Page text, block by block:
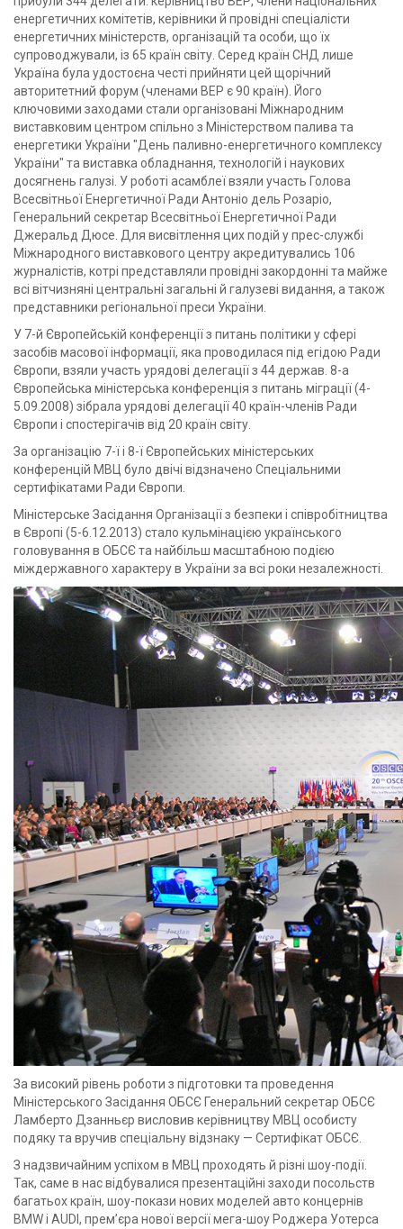
енергетичних комітетів, керівники й провідні спеціалісти
енергетичних міністерств, організацій та особи, що їх
супроводжували, із 65 країн світу. Серед країн СНД лише
Україна була удостоєна честі прийняти цей щорічний
авторитетний форум (членами ВЕР є 90 країн). Його
ключовими заходами стали організовані Міжнародним
виставковим центром спільно з Міністерством палива та
енергетики України "День паливно-енергетичного комплексу
України" та виставка обладнання, технологій і наукових
досягнень галузі. У роботі асамблеї взяли участь Голова
Всесвітньої Енергетичної Ради Антоніо дель Розаріо,
Генеральний секретар Всесвітньої Енергетичної Ради
Джеральд Дюсе. Для висвітлення цих подій у прес-службі
Міжнародного виставкового центру акредитувались 106
журналістів, котрі представляли провідні закордонні та майже
всі вітчизняні центральні загальні й галузеві видання, а також
представники регіональної преси України.
У 7-й Європейській конференції з питань політики у сфері
засобів масової інформації, яка проводилася під егідою Ради
Європи, взяли участь урядові делегації з 44 держав. 8-а
Європейська міністерська конференція з питань міграції (4-
5.09.2008) зібрала урядові делегації 40 країн-членів Ради
Європи і спостерігачів від 20 країн світу.
За організацію 7-ї і 8-ї Європейських міністерських
конференцій МВЦ було двічі відзначено Спеціальними
сертифікатами Ради Європи.
Міністерське Засідання Організації з безпеки і співробітництва
в Європі (5-6.12.2013) стало кульмінацією українського
головування в ОБСЄ та найбільш масштабною подією
міждержавного характеру в України за всі роки незалежності.
За високий рівень роботи з підготовки та проведення
Міністерського Засідання ОБСЄ Генеральний секретар ОБСЄ
Ламберто Дзанньєр висловив керівництву МВЦ особисту
подяку та вручив спеціальну відзнаку — Сертифікат ОБСЄ.
З надзвичайним успіхом в МВЦ проходять й різні шоу-події.
Так, саме в нас відбувалися презентаційні заходи посольств
багатьох країн, шоу-покази нових моделей авто концернів
BMW і AUDІ, прем’єра нової версії мега-шоу Роджера Уотерса